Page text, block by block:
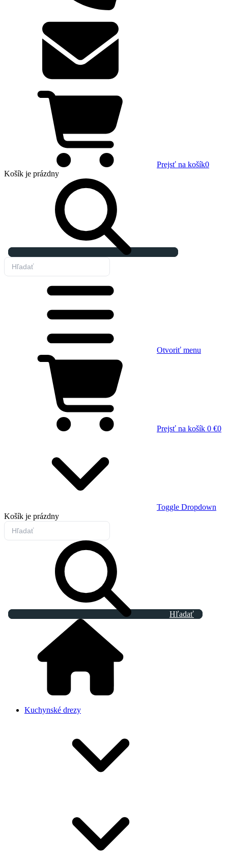
Prejsť na košík0
Košík je prázdny
Otvoriť menu
Prejsť na košík 0 €0
Toggle Dropdown
Košík je prázdny
Hľadať
Kuchynské drezy